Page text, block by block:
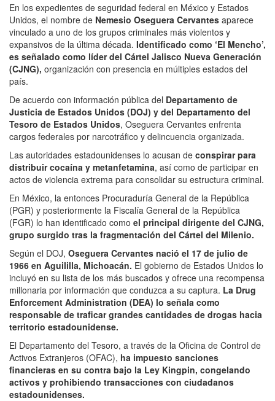
En los expedientes de seguridad federal en México y Estados
Unidos, el nombre de Nemesio Oseguera Cervantes aparece
vinculado a uno de los grupos criminales más violentos y
expansivos de la última década. Identificado como ‘El Mencho’,
es señalado como líder del Cártel Jalisco Nueva Generación
(CJNG), organización con presencia en múltiples estados del
país.
De acuerdo con información pública del Departamento de
Justicia de Estados Unidos (DOJ) y del Departamento del
Tesoro de Estados Unidos, Oseguera Cervantes enfrenta
cargos federales por narcotráfico y delincuencia organizada.
Las autoridades estadounidenses lo acusan de conspirar para
distribuir cocaína y metanfetamina, así como de participar en
actos de violencia extrema para consolidar su estructura criminal.
En México, la entonces Procuraduría General de la República
(PGR) y posteriormente la Fiscalía General de la República
(FGR) lo han identificado como el principal dirigente del CJNG,
grupo surgido tras la fragmentación del Cártel del Milenio.
Según el DOJ, Oseguera Cervantes nació el 17 de julio de
1966 en Aguililla, Michoacán. El gobierno de Estados Unidos lo
incluyó en su lista de los más buscados y ofrece una recompensa
millonaria por información que conduzca a su captura. La Drug
Enforcement Administration (DEA) lo señala como
responsable de traficar grandes cantidades de drogas hacia
territorio estadounidense.
El Departamento del Tesoro, a través de la Oficina de Control de
Activos Extranjeros (OFAC), ha impuesto sanciones
financieras en su contra bajo la Ley Kingpin, congelando
activos y prohibiendo transacciones con ciudadanos
estadounidenses.